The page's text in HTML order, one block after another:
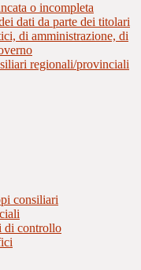
o incompleta
dati da parte dei titolari
di amministrazione, di
regionali/provinciali
consiliari
di controllo